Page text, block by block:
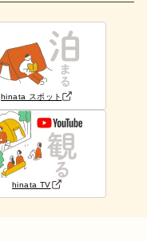
hinata スポット
hinata TV